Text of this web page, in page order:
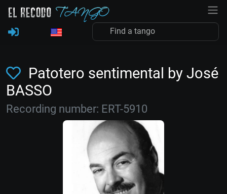
Patotero sentimental by José
BASSO
Recording number: ERT-5910